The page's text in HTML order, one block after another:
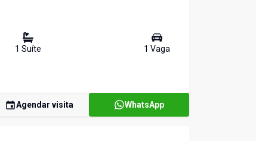
1 Suíte 1 Vaga
Agendar visita WhatsApp